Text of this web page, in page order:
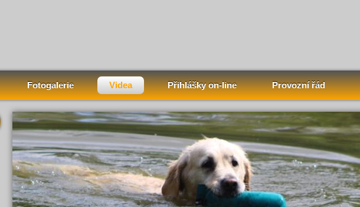
Fotogalerie Videa Přihlášky on-line Provozní řád